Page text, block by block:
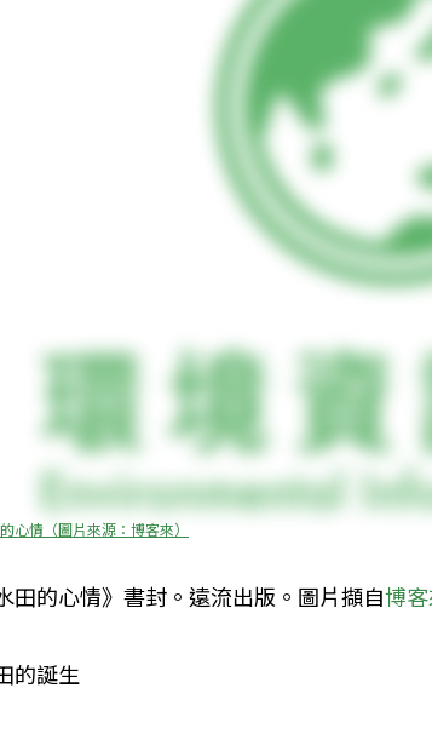
心情（圖片來源：博客來）
田的心情》書封。遠流出版。圖片擷自博
的誕生